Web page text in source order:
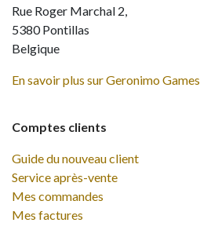
Comptes clients
Guide du nouveau client
Service après-vente
Mes commandes
Mes factures
Rue Roger Marchal 2,
5380 Pontillas
Belgique
En savoir plus sur Geronimo Games